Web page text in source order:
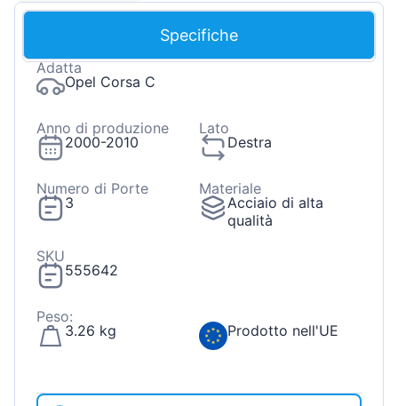
Specifiche
Adatta
Opel Corsa C
Anno di produzione
2000-2010
Lato
Destra
Numero di Porte
3
Materiale
Acciaio di alta
qualità
SKU
555642
Peso:
3.26 kg
Prodotto nell'UE